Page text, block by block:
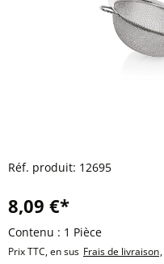
Réf. produit: 12695
8,09 €*
Contenu : 1 Pièce
Prix TTC, en sus Frais de livraison,